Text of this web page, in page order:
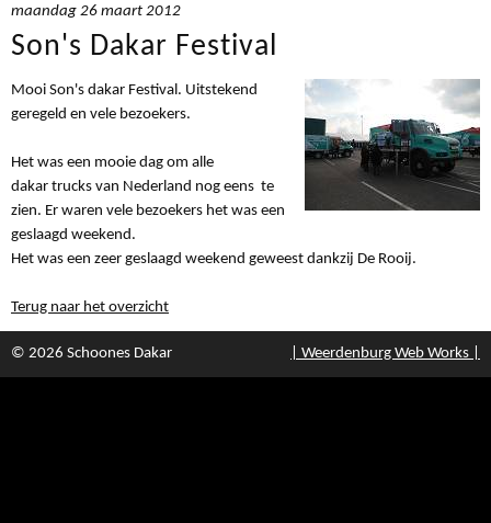
maandag 26 maart 2012
Son's Dakar Festival
Mooi Son's dakar Festival. Uitstekend
geregeld en vele bezoekers.
Het was een mooie dag om alle
dakar trucks van Nederland nog eens te
zien. Er waren vele bezoekers het was een
geslaagd weekend.
Het was een zeer geslaagd weekend geweest dankzij De Rooij.
Terug naar het overzicht
© 2026 Schoones Dakar | Weerdenburg Web Works |